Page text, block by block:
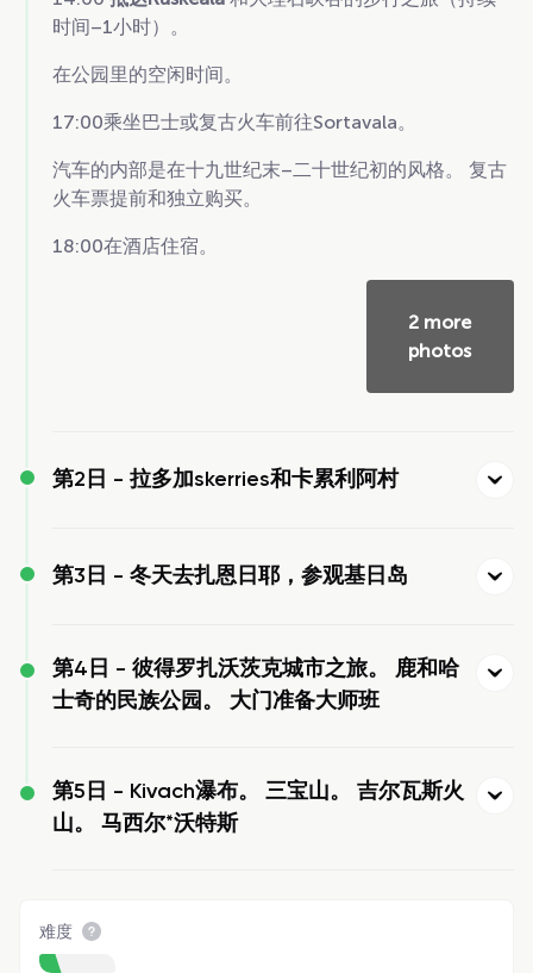
时间–1小时）。
在公园里的空闲时间。
17:00乘坐巴士或复古火车前往Sortavala。
汽车的内部是在十九世纪末–二十世纪初的风格。 复古
火车票提前和独立购买。
18:00在酒店住宿。
2 more
photos
第2日 - 拉多加skerries和卡累利阿村
第3日 - 冬天去扎恩日耶，参观基日岛
第4日 - 彼得罗扎沃茨克城市之旅。 鹿和哈
士奇的民族公园。 大门准备大师班
第5日 - Kivach瀑布。 三宝山。 吉尔瓦斯火
山。 马西尔*沃特斯
难度